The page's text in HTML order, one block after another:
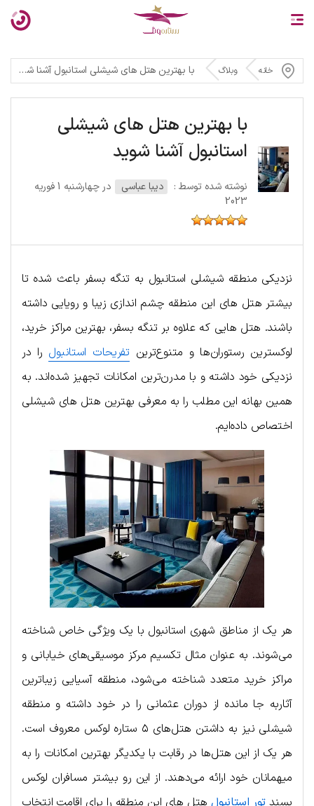
خانه وبلاگ با بهترین هتل های شیشلی استانبول آشنا شوید
با بهترین هتل های شیشلی
استانبول آشنا شوید
نوشته شده توسط : دیبا عباسی
در چهارشنبه 1 فوریه
2023
نزدیکی منطقه شیشلی استانبول به تنگه بسفر باعث شده تا
بیشتر هتل های این منطقه چشم اندازی زیبا و رویایی داشته
باشند. هتل هایی که علاوه بر تنگه بسفر، بهترین مراکز خرید،
لوکسترین رستوران‌ها و متنوع‌ترین تفریحات استانبول را در
نزدیکی خود داشته و با مدرن‌ترین امکانات تجهیز شده‌اند. به
همین بهانه این مطلب را به معرفی بهترین هتل های شیشلی
اختصاص داده‌ایم.
هر یک از مناطق شهری استانبول با یک ویژگی خاص شناخته
می‌شوند. به عنوان مثال تکسیم مرکز موسیقی‌های خیابانی و
مراکز خرید متعدد شناخته می‌شود، منطقه آسیایی زیباترین
آثاربه جا مانده از دوران عثمانی را در خود داشته و منطقه
شیشلی نیز به داشتن هتل‌های ۵ ستاره لوکس معروف است.
هر یک از این هتل‌ها در رقابت با یکدیگر بهترین امکانات را به
میهمانان خود ارائه می‌دهند. از این رو بیشتر مسافران لوکس
پسند تور استانبولهتل های این منطقه را برای اقامت انتخاب